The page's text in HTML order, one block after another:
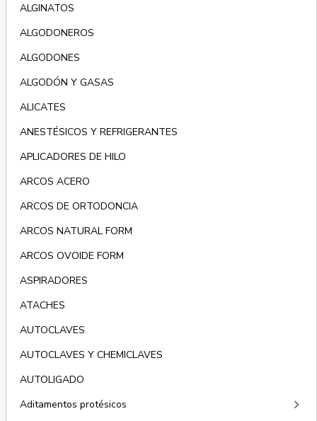
ALGINATOS
ALGODONEROS
ALGODONES
ALGODÓN Y GASAS
ALICATES
ANESTÉSICOS Y REFRIGERANTES
APLICADORES DE HILO
ARCOS ACERO
ARCOS DE ORTODONCIA
ARCOS NATURAL FORM
ARCOS OVOIDE FORM
ASPIRADORES
ATACHES
AUTOCLAVES
AUTOCLAVES Y CHEMICLAVES
AUTOLIGADO
Aditamentos protésicos
keyboard_arrow_right